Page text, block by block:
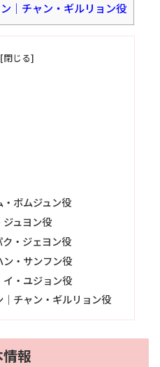
｜チャン・ギルリョン役
ボムジュン役
ュヨン役
・ジェヨン役
・サンフン役
イ・ユジョン役
チャン・ギルリョン役
報